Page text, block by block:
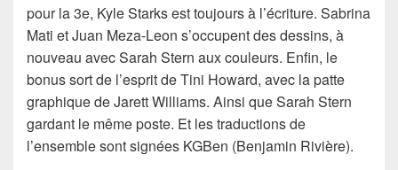
pour la 3e, Kyle Starks est toujours à l’écriture. Sabrina
Mati et Juan Meza-Leon s’occupent des dessins, à
nouveau avec Sarah Stern aux couleurs. Enfin, le
bonus sort de l’esprit de Tini Howard, avec la patte
graphique de Jarett Williams. Ainsi que Sarah Stern
gardant le même poste. Et les traductions de
l’ensemble sont signées KGBen (Benjamin Rivière).